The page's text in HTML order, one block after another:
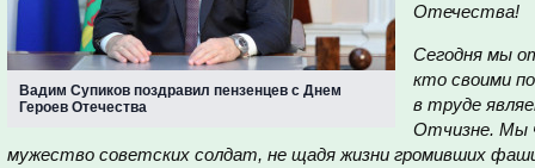
Вадим Супиков поздравил пензенцев с Днем
Героев Отечества
Отечества!
Сегодня мы
кто своими
в труде
Отчизне. Мы
мужество советских солдат, не щадя жизни громивших